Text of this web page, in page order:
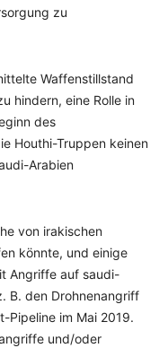
zu
Waffenstillstand
hindern, eine Rolle in
des
Houthi-Truppen keinen
Arabien
von irakischen
könnte, und einige
Angriffe auf saudi-
B. den Drohnenangriff
Pipeline im Mai 2019.
und/oder